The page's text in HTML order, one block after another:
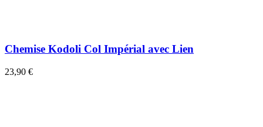
Chemise Kodoli Col Impérial avec Lien
23,90 €